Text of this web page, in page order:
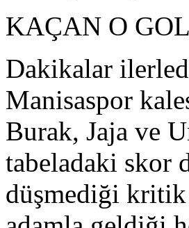
KAÇAN O
Dakikalar
Manisaspor
Burak, Jaja ve
tabeladaki skor
düşmediği kritik